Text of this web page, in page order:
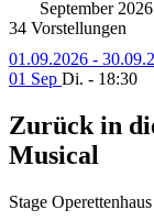
September 2026
34 Vorstellungen
01.09.2026 -
01 Sep Di. - 18:30
Zurück in
Musical
Stage